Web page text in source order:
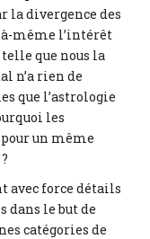
la divergence des
même l’intérêt
que nous la
n’a rien de
que l’astrologie
les
un même
avec force détails
dans le but de
catégories de